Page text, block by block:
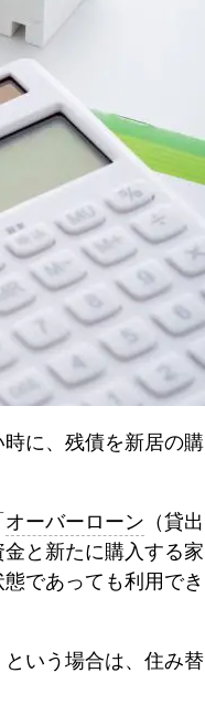
に、残債を新居の購
オーバーローン （貸出
と新たに購入する家
態であっても利用でき
いう場合は、 住み替